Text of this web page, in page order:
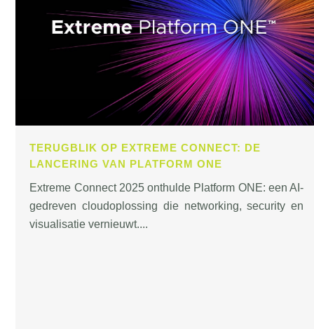
TERUGBLIK OP EXTREME CONNECT: DE
LANCERING VAN PLATFORM ONE
Extreme Connect 2025 onthulde Platform ONE: een AI-
gedreven cloudoplossing die networking, security en
visualisatie vernieuwt....